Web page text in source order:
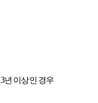
3년 이상인 경우